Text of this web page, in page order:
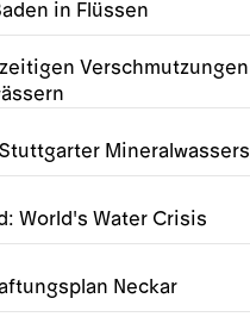
in Flüssen
Verschmutzungen
Mineralwassers
World's Water Crisis
Neckar